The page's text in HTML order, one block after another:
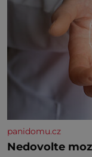
panidomu.cz
Nedovolte